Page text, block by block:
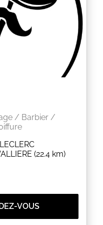
/ Barbier /
(22.4 km)
VOUS